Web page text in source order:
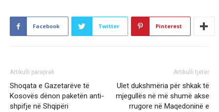
Facebook Twitter Pinterest
Artikulli paraprak
Shoqata e Gazetarëve të
Kosovës dënon paketën anti-
shpifje në Shqipëri
Artikulli tjetër
Ulet dukshmëria për shkak të
mjegullës në më shumë akse
rrugore në Maqedoninë e